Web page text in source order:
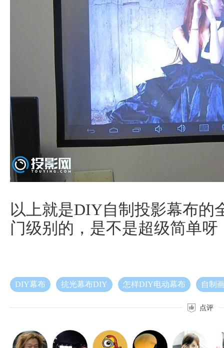
以上就是DIY自制投影幕布的
门级别的，是不是超级简单
DIY幕布 抗光幕布DIY 怎样DIY电动幕布 自制
点评